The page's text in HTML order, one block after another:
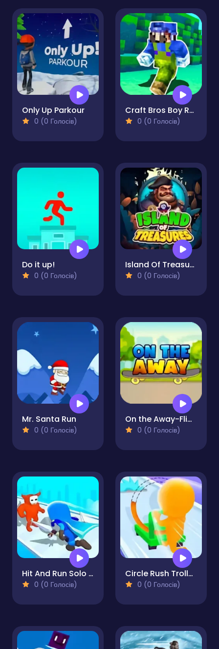
Only Up Parkour
0 (0 Голосів)
Craft Bros Boy Runner
0 (0 Голосів)
Do it up!
0 (0 Голосів)
Island Of Treasures
0 (0 Голосів)
Mr. Santa Run
0 (0 Голосів)
On the Away-Flippy Adventure Epic Skater
0 (0 Голосів)
Hit And Run Solo Leveling
0 (0 Голосів)
Circle Rush Trolley Run
0 (0 Голосів)